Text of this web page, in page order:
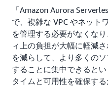
「Amazon Aurora
で、複雑な VPC やネット
を管理する必要がなくな
ィ上の負担が大幅に軽減
を減らして、より多くの
することに集中できると
タイムと可用性を確保す